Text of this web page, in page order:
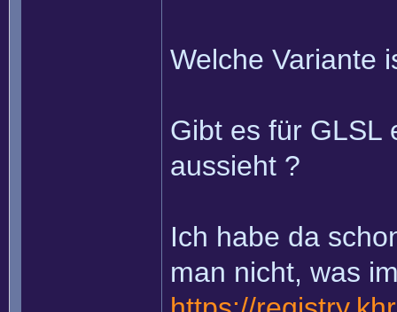
Welche Variante
Gibt es für GLSL
aussieht ?
Ich habe da
man nicht, was